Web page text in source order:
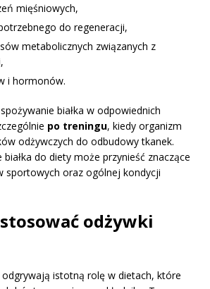
mięśniowych,
do regeneracji,
metabolicznych związanych z
i hormonów.
białka w odpowiednich
po treningu, kiedy organizm
odżywczych do odbudowy tkanek.
białka do diety może przynieść znaczące
sportowych oraz ogólnej kondycji
odżywki
odgrywają istotną rolę w dietach, które